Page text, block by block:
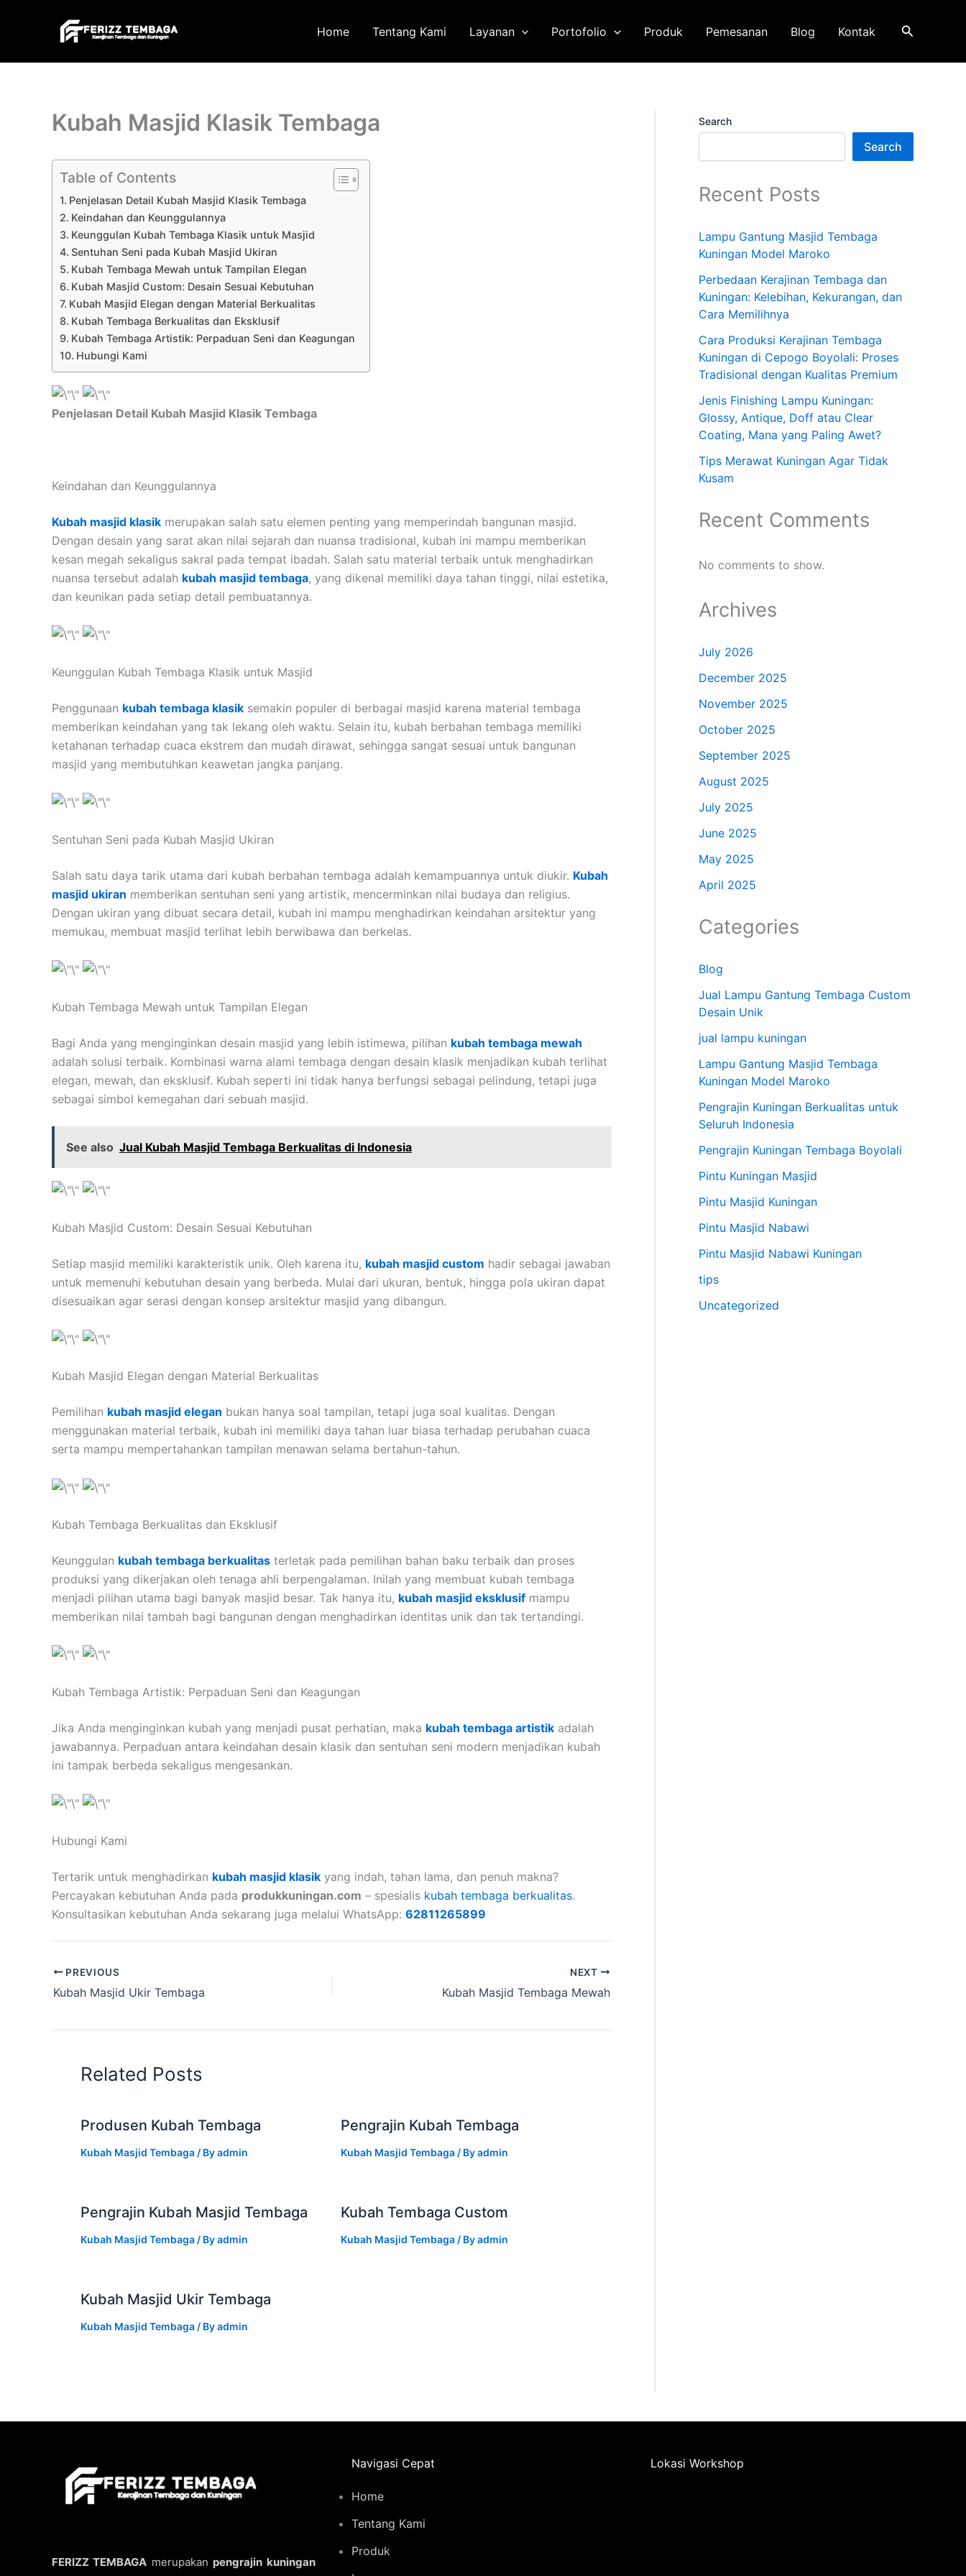
Home Tentang Kami Layanan Portofolio Produk Pemesanan Blog Kontak Search
Kubah Masjid Klasik Tembaga
Table of Contents
Penjelasan Detail Kubah Masjid Klasik Tembaga
Keindahan dan Keunggulannya
Keunggulan Kubah Tembaga Klasik untuk Masjid
Sentuhan Seni pada Kubah Masjid Ukiran
Kubah Tembaga Mewah untuk Tampilan Elegan
Kubah Masjid Custom: Desain Sesuai Kebutuhan
Kubah Masjid Elegan dengan Material Berkualitas
Kubah Tembaga Berkualitas dan Eksklusif
Kubah Tembaga Artistik: Perpaduan Seni dan Keagungan
Hubungi Kami
Penjelasan Detail Kubah Masjid Klasik Tembaga
Keindahan dan Keunggulannya
Kubah masjid klasik merupakan salah satu elemen penting yang memperindah bangunan masjid.
Dengan desain yang sarat akan nilai sejarah dan nuansa tradisional, kubah ini mampu memberikan
kesan megah sekaligus sakral pada tempat ibadah. Salah satu material terbaik untuk menghadirkan
nuansa tersebut adalah kubah masjid tembaga, yang dikenal memiliki daya tahan tinggi, nilai estetika,
dan keunikan pada setiap detail pembuatannya.
Keunggulan Kubah Tembaga Klasik untuk Masjid
Penggunaan kubah tembaga klasik semakin populer di berbagai masjid karena material tembaga
memberikan keindahan yang tak lekang oleh waktu. Selain itu, kubah berbahan tembaga memiliki
ketahanan terhadap cuaca ekstrem dan mudah dirawat, sehingga sangat sesuai untuk bangunan
masjid yang membutuhkan keawetan jangka panjang.
Sentuhan Seni pada Kubah Masjid Ukiran
Salah satu daya tarik utama dari kubah berbahan tembaga adalah kemampuannya untuk diukir. Kubah
masjid ukiran memberikan sentuhan seni yang artistik, mencerminkan nilai budaya dan religius.
Dengan ukiran yang dibuat secara detail, kubah ini mampu menghadirkan keindahan arsitektur yang
memukau, membuat masjid terlihat lebih berwibawa dan berkelas.
Kubah Tembaga Mewah untuk Tampilan Elegan
Bagi Anda yang menginginkan desain masjid yang lebih istimewa, pilihan kubah tembaga mewah
adalah solusi terbaik. Kombinasi warna alami tembaga dengan desain klasik menjadikan kubah terlihat
elegan, mewah, dan eksklusif. Kubah seperti ini tidak hanya berfungsi sebagai pelindung, tetapi juga
sebagai simbol kemegahan dari sebuah masjid.
See also Jual Kubah Masjid Tembaga Berkualitas di Indonesia
Kubah Masjid Custom: Desain Sesuai Kebutuhan
Setiap masjid memiliki karakteristik unik. Oleh karena itu, kubah masjid custom hadir sebagai jawaban
untuk memenuhi kebutuhan desain yang berbeda. Mulai dari ukuran, bentuk, hingga pola ukiran dapat
disesuaikan agar serasi dengan konsep arsitektur masjid yang dibangun.
Kubah Masjid Elegan dengan Material Berkualitas
Pemilihan kubah masjid elegan bukan hanya soal tampilan, tetapi juga soal kualitas. Dengan
menggunakan material terbaik, kubah ini memiliki daya tahan luar biasa terhadap perubahan cuaca
serta mampu mempertahankan tampilan menawan selama bertahun-tahun.
Kubah Tembaga Berkualitas dan Eksklusif
Keunggulan kubah tembaga berkualitas terletak pada pemilihan bahan baku terbaik dan proses
produksi yang dikerjakan oleh tenaga ahli berpengalaman. Inilah yang membuat kubah tembaga
menjadi pilihan utama bagi banyak masjid besar. Tak hanya itu, kubah masjid eksklusif mampu
memberikan nilai tambah bagi bangunan dengan menghadirkan identitas unik dan tak tertandingi.
Kubah Tembaga Artistik: Perpaduan Seni dan Keagungan
Jika Anda menginginkan kubah yang menjadi pusat perhatian, maka kubah tembaga artistik adalah
jawabannya. Perpaduan antara keindahan desain klasik dan sentuhan seni modern menjadikan kubah
ini tampak berbeda sekaligus mengesankan.
Hubungi Kami
Tertarik untuk menghadirkan kubah masjid klasik yang indah, tahan lama, dan penuh makna?
Percayakan kebutuhan Anda pada produkkuningan.com – spesialis kubah tembaga berkualitas.
Konsultasikan kebutuhan Anda sekarang juga melalui WhatsApp: 62811265899
PREVIOUS
Kubah Masjid Ukir Tembaga
NEXT
Kubah Masjid Tembaga Mewah
Related Posts
Produsen Kubah Tembaga
Kubah Masjid Tembaga/ Byadmin
Pengrajin Kubah Tembaga
Kubah Masjid Tembaga/ Byadmin
Pengrajin Kubah Masjid Tembaga
Kubah Masjid Tembaga/ Byadmin
Kubah Tembaga Custom
Kubah Masjid Tembaga/ Byadmin
Kubah Masjid Ukir Tembaga
Kubah Masjid Tembaga/ Byadmin
Search
Search
Recent Posts
Lampu Gantung Masjid Tembaga
Kuningan Model Maroko
Perbedaan Kerajinan Tembaga dan
Kuningan: Kelebihan, Kekurangan, dan
Cara Memilihnya
Cara Produksi Kerajinan Tembaga
Kuningan di Cepogo Boyolali: Proses
Tradisional dengan Kualitas Premium
Jenis Finishing Lampu Kuningan:
Glossy, Antique, Doff atau Clear
Coating, Mana yang Paling Awet?
Tips Merawat Kuningan Agar Tidak
Kusam
Recent Comments
No comments to show.
Archives
July 2026
December 2025
November 2025
October 2025
September 2025
August 2025
July 2025
June 2025
May 2025
April 2025
Categories
Blog
Jual Lampu Gantung Tembaga Custom
Desain Unik
jual lampu kuningan
Lampu Gantung Masjid Tembaga
Kuningan Model Maroko
Pengrajin Kuningan Berkualitas untuk
Seluruh Indonesia
Pengrajin Kuningan Tembaga Boyolali
Pintu Kuningan Masjid
Pintu Masjid Kuningan
Pintu Masjid Nabawi
Pintu Masjid Nabawi Kuningan
tips
Uncategorized
FERIZZ TEMBAGA merupakan pengrajin kuningan
Navigasi Cepat
Home
Tentang Kami
Produk
Lokasi Workshop